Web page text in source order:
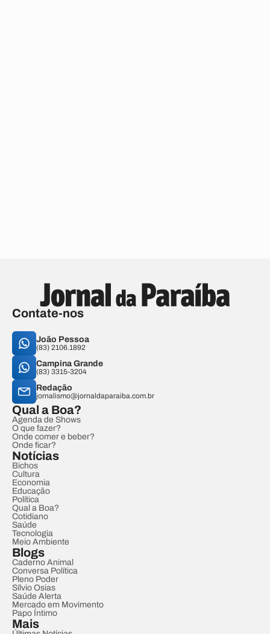
Contate-nos
João Pessoa
(83) 2106.1892
Campina Grande
(83) 3315-3204
Redação
jornalismo@jornaldaparaiba.com.br
Qual a Boa?
Agenda de Shows
O que fazer?
Onde comer e beber?
Onde ficar?
Notícias
Bichos
Cultura
Economia
Educação
Política
Qual a Boa?
Cotidiano
Saúde
Tecnologia
Meio Ambiente
Blogs
Caderno Animal
Conversa Política
Pleno Poder
Sílvio Osias
Saúde Alerta
Mercado em Movimento
Papo Íntimo
Mais